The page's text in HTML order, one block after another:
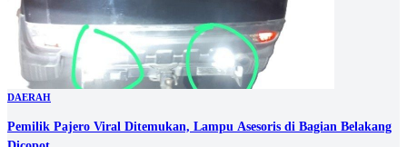
DAERAH
Pemilik Pajero Viral Ditemukan, Lampu Asesoris di Bagian Belakang